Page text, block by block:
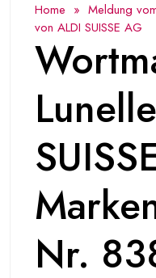
Home » Meldung
von ALDI SUISSE AG
Nr.